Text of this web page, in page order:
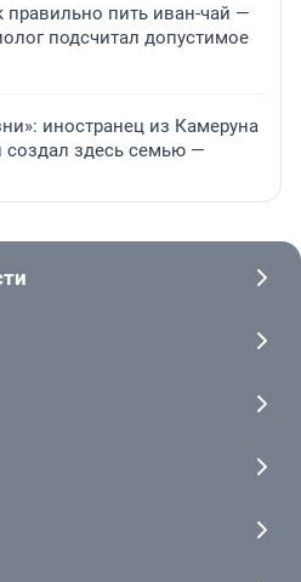
правильно пить иван-чай —
подсчитал допустимое
иностранец из Камеруна
создал здесь семью —